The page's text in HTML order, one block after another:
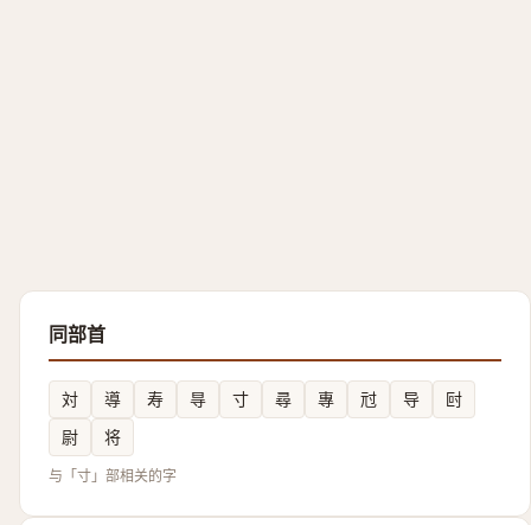
同部首
対 導 寿 㝵 寸 尋 專 㝴 导
尀
尉
将
与「寸」部相关的字